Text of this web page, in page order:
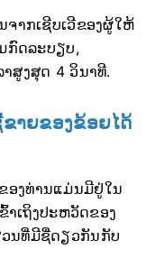
ຈາກເຊີບເວີຂອງຜູ້ໃຫ້
ກົດລະບຽບ,
ສູງສຸດ 4 ວິນາທີ.
າຍຂອງຂ້ອຍໄດ້
ງທ່ານແມ່ນມີຢູ່ໃນ
າເຖິງປະຫວັດຂອງ
ນທີ່ມີຊື່ດຽວກັນກັບ